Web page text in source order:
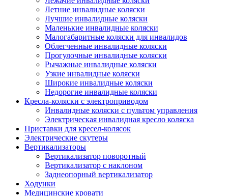
Летние инвалидные коляски
Лучшие инвалидные коляски
Маленькие инвалидные коляски
Малогабаритные коляски для инвалидов
Облегченные инвалидные коляски
Прогулочные инвалидные коляски
Рычажные инвалидные коляски
Узкие инвалидные коляски
Широкие инвалидные коляски
Недорогие инвалидные коляски
Кресла-коляски с электроприводом
Инвалидные коляски с пультом управления
Электрическая инвалидная кресло коляска
Приставки для кресел-колясок
Электрические скутеры
Вертикализаторы
Вертикализатор поворотный
Вертикализатор с наклоном
Заднеопорный вертикализатор
Ходунки
Медицинские кровати